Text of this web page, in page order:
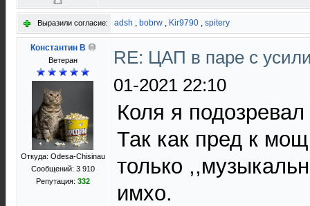
Выразили согласие: adsh , bobrw , Kir9790 , spitery
Константин В
Ветеран
Откуда: Odesa-Chisinau
Сообщений: 3 910
Репутация: 332
RE: ЦАП в паре с
01-2021 22:10
Коля я
Так как пред к
только
имхо.